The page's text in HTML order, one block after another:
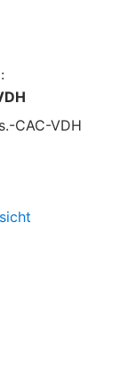
CAC-VDH